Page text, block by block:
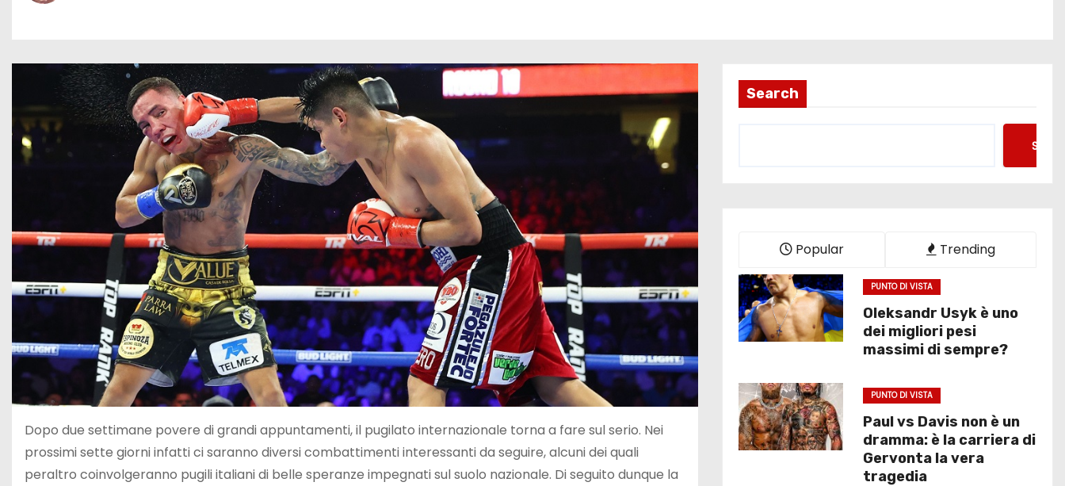
Dopo due settimane povere di grandi appuntamenti, il pugilato internazionale torna a fare sul serio. Nei
prossimi sette giorni infatti ci saranno diversi combattimenti interessanti da seguire, alcuni dei quali
peraltro coinvolgeranno pugili italiani di belle speranze impegnati sul suolo nazionale. Di seguito dunque la
Search
Popular Trending
PUNTO DI VISTA
Oleksandr Usyk è uno
dei migliori pesi
massimi di sempre?
PUNTO DI VISTA
Paul vs Davis non è un
dramma: è la carriera di
Gervonta la vera
tragedia